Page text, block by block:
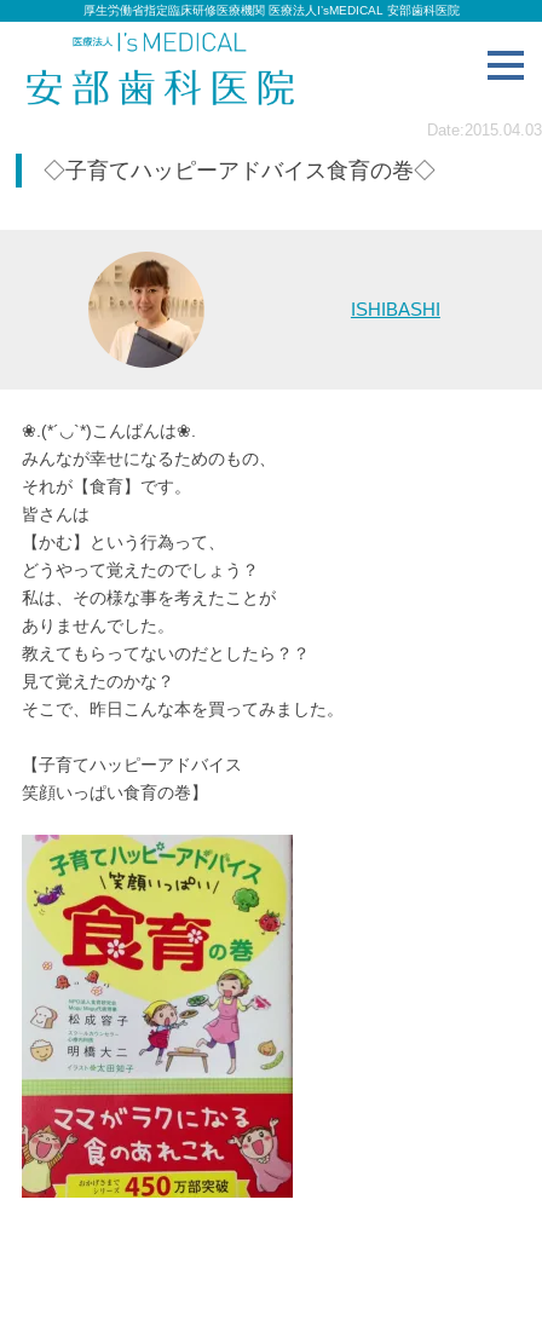
厚生労働省指定臨床研修医療機関 医療法人I’sMEDICAL 安部歯科医院
Date:2015.04.03
◇子育てハッピーアドバイス食育の巻◇
ISHIBASHI
❀.(*´◡`*)こんばんは❀.
みんなが幸せになるためのもの、
それが【食育】です。
皆さんは
【かむ】という行為って、
どうやって覚えたのでしょう？
私は、その様な事を考えたことが
ありませんでした。
教えてもらってないのだとしたら？？
見て覚えたのかな？
そこで、昨日こんな本を買ってみました。
【子育てハッピーアドバイス
笑顔いっぱい食育の巻】